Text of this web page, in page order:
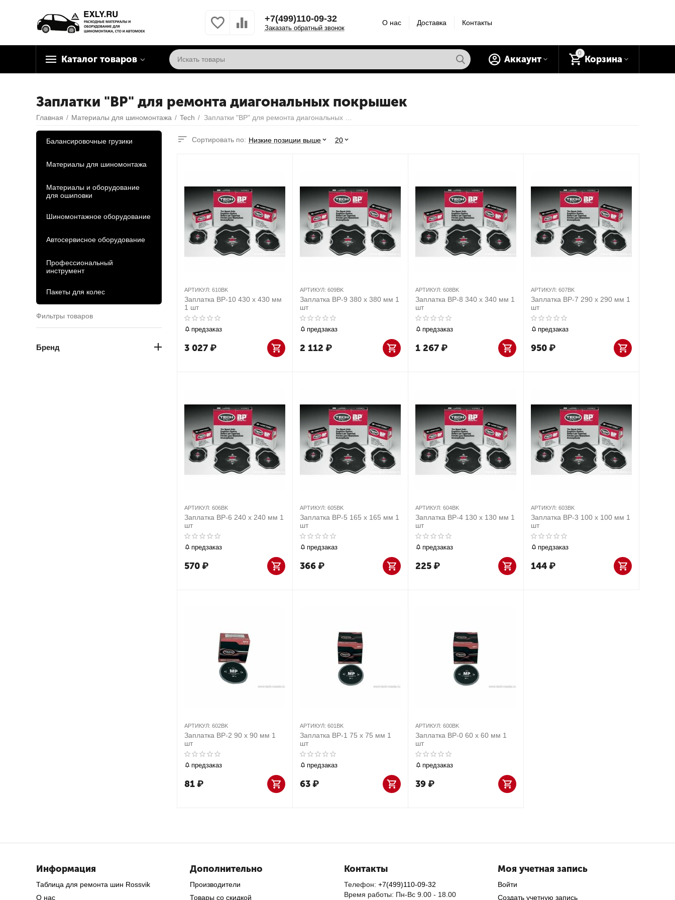
+7(499)110-09-32
Заказать обратный звонок
О нас Доставка Контакты
Каталог товаров
0
Корзина
Аккаунт
Заплатки "BP" для ремонта диагональных покрышек
Главная / Материалы для шиномонтажа / Tech /
Сортировать по: Низкие позиции выше 20
АРТИКУЛ: 610BK
Заплатка BP-10 430 х 430 мм
1 шт
предзаказ
3 027₽
АРТИКУЛ: 609BK
Заплатка BP-9 380 х 380 мм 1
шт
предзаказ
2 112 ₽
АРТИКУЛ: 608BK
Заплатка BP-8 340 х 340 мм 1
шт
предзаказ
1 267₽
АРТИКУЛ: 607BK
Заплатка BP-7 290 х 290 мм 1
шт
предзаказ
950₽
АРТИКУЛ: 606BK
Заплатка BP-6 240 х 240 мм 1
шт
предзаказ
570₽
АРТИКУЛ: 605BK
Заплатка BP-5 165 х 165 мм 1
шт
предзаказ
366₽
АРТИКУЛ: 604BK
Заплатка BP-4 130 х 130 мм 1
шт
предзаказ
225₽
АРТИКУЛ: 603BK
Заплатка BP-3 100 х 100 мм 1
шт
предзаказ
144₽
АРТИКУЛ: 602BK
Заплатка BP-2 90 х 90 мм 1
шт
предзаказ
81₽
АРТИКУЛ: 601BK
Заплатка BP-1 75 х 75 мм 1
шт
предзаказ
63₽
АРТИКУЛ: 600BK
Заплатка BP-0 60 х 60 мм 1
шт
предзаказ
39₽
Балансировочные грузики
Материалы для шиномонтажа
Материалы и оборудование
для ошиповки
Шиномонтажное оборудование
Автосервисное оборудование
Профессиональный
инструмент
Пакеты для колес
Фильтры товаров
Бренд
Информация
Таблица для ремонта шин Rossvik
О нас
Дополнительно
Производители
Товары со скидкой
Контакты
Телефон: +7(499)110-09-32
Время работы: Пн-Вс 9.00 - 18.00
Моя учетная запись
Войти
Создать учетную запись